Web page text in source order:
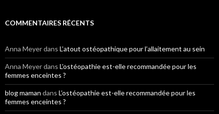
COMMENTAIRES RÉCENTS
Anna Meyerdans L’atout ostéopathique pour l’allaitement au sein
Anna Meyerdans L’ostéopathie est-elle recommandée pour les
femmes enceintes ?
blog maman dans L’ostéopathie est-elle recommandée pour les
femmes enceintes ?